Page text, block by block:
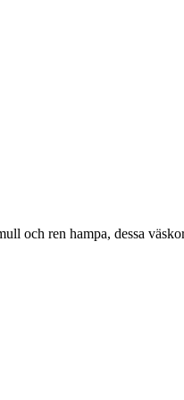
och ren hampa, dessa